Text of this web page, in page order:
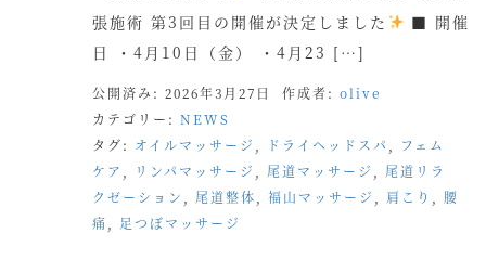
張施術 第3回目の開催が決定しました
■ 開催
日 ・4月10日（金） ・4月23 […]
公開済み: 2026年3月27日 作成者: olive
カテゴリー: NEWS
タグ: オイルマッサージ ドライヘッドスパ
フェム
ケア
リンパマッサージ 尾道マッサージ
尾道リラ
クゼーション
尾道整体 福山マッサージ 肩こり
腰
痛
足つぼマッサージ